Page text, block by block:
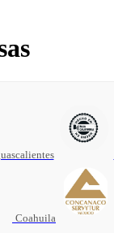
Coahuila